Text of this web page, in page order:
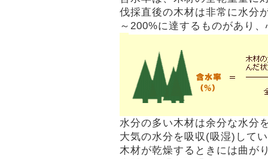
伐採直後の木材は非常に水分
～200%に達するものがあり
水分の多い木材は余分な水分
大気の水分を吸収(吸湿)して
木材が乾燥するときには曲が